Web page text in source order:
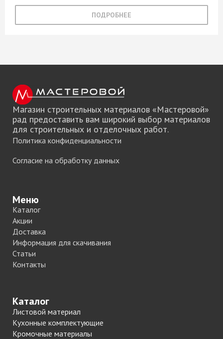
ПОДРОБНЕЕ
Магазин строительных материалов «Мастеровой»
рад предоставить вам широкий выбор материалов
для строительных и отделочных работ.
Политика конфиденциальности
Согласие на обработку данных
Меню
Каталог
Акции
Доставка
Информация для скачивания
Статьи
Контакты
Каталог
Листовой материал
Кухонные комплектующие
Кромочные материалы